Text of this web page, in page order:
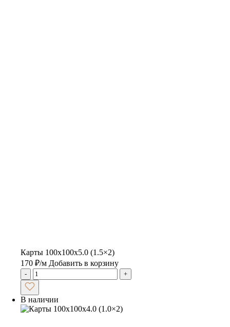
Карты 100x100x5.0 (1.5×2)
170 ₽/м Добавить в корзину
- +
В наличии